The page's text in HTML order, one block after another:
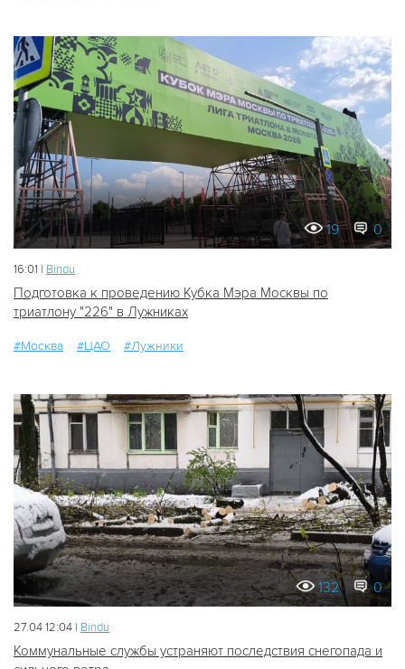
19 0
16:01 | Bindu
Подготовка к проведению Кубка Мэра Москвы по
триатлону "226" в Лужниках
#Москва #ЦАО #Лужники
132 0
27.04 12:04 | Bindu
Коммунальные службы устраняют последствия снегопада и